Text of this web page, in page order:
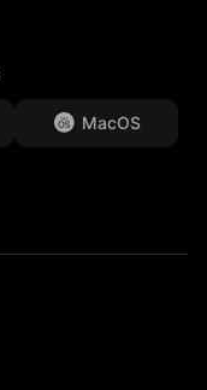
MacOS